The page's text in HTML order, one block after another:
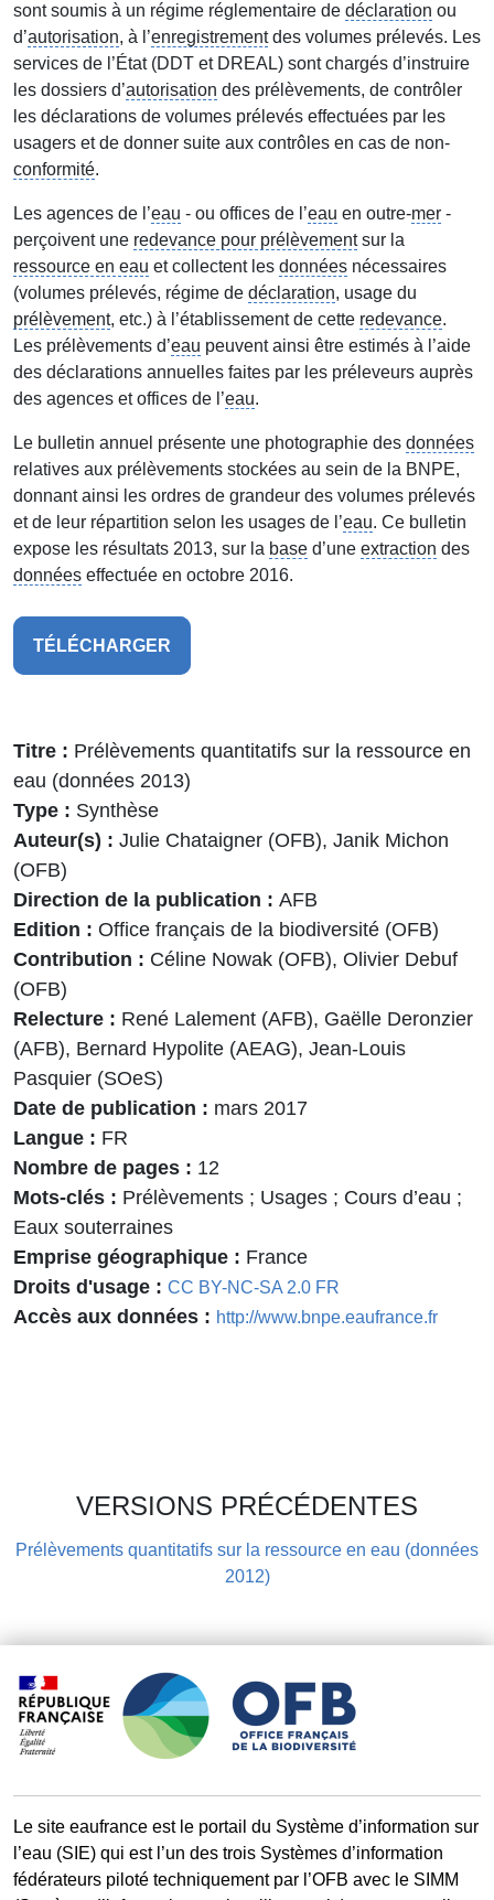
sont soumis à un régime réglementaire de déclaration ou
d’autorisation, à l’enregistrementdes volumes prélevés. Les
services de l’État (DDT et DREAL) sont chargés d’instruire
les dossiers d’autorisation des prélèvements, de contrôler
les déclarations de volumes prélevés effectuées par les
usagers et de donner suite aux contrôles en cas de non-
conformité.
Les agences de l’eau - ou offices de l’eau en outre-mer -
perçoivent une redevance pour prélèvementsur la
ressource en eau et collectent les données nécessaires
(volumes prélevés, régime de déclaration, usage du
prélèvement, etc.) à l’établissement de cette redevance.
Les prélèvements d’eau peuvent ainsi être estimés à l’aide
des déclarations annuelles faites par les préleveurs auprès
des agences et offices de l’eau.
Le bulletin annuel présente une photographie des données
relatives aux prélèvements stockées au sein de la BNPE,
donnant ainsi les ordres de grandeur des volumes prélevés
et de leur répartition selon les usages de l’eau. Ce bulletin
expose les résultats 2013, sur la base d’une extraction des
données effectuée en octobre 2016.
TÉLÉCHARGER
Titre
Prélèvements quantitatifs sur la ressource en
eau (données 2013)
Type
Synthèse
Auteur(s)
Julie Chataigner (OFB), Janik Michon
(OFB)
Direction de la publication
AFB
Edition
Office français de la biodiversité (OFB)
Contribution
Céline Nowak (OFB), Olivier Debuf
(OFB)
Relecture
René Lalement (AFB), Gaëlle Deronzier
(AFB), Bernard Hypolite (AEAG), Jean-Louis
Pasquier (SOeS)
Date de publication
mars 2017
Langue
FR
Nombre de pages
12
Mots-clés
Prélèvements ; Usages ; Cours d’eau ;
Eaux souterraines
Emprise géographique
France
Droits d'usage
CC BY-NC-SA 2.0 FR
Accès aux données http://www.bnpe.eaufrance.fr
VERSIONS PRÉCÉDENTES
Prélèvements quantitatifs sur la ressource en eau (données
2012)
Le site eaufrance est le portail du Système d’information sur
l’eau (SIE) qui est l’un des trois Systèmes d’information
fédérateurs piloté techniquement par l’OFB avec le SIMM